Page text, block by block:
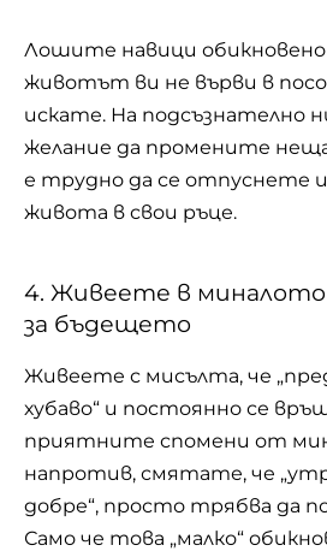
Лошите навици обикновено
животът ви не върви в
искате. На подсъзнателно
желание да промените
е трудно да се отпуснете
живота в свои ръце.
4. Живеете в
за бъдещето
Живеете с мисълта, че
хубаво“ и постоянно се
приятните спомени от
напротив, смятате, че
добре“, просто трябва да
Само че това „малко“